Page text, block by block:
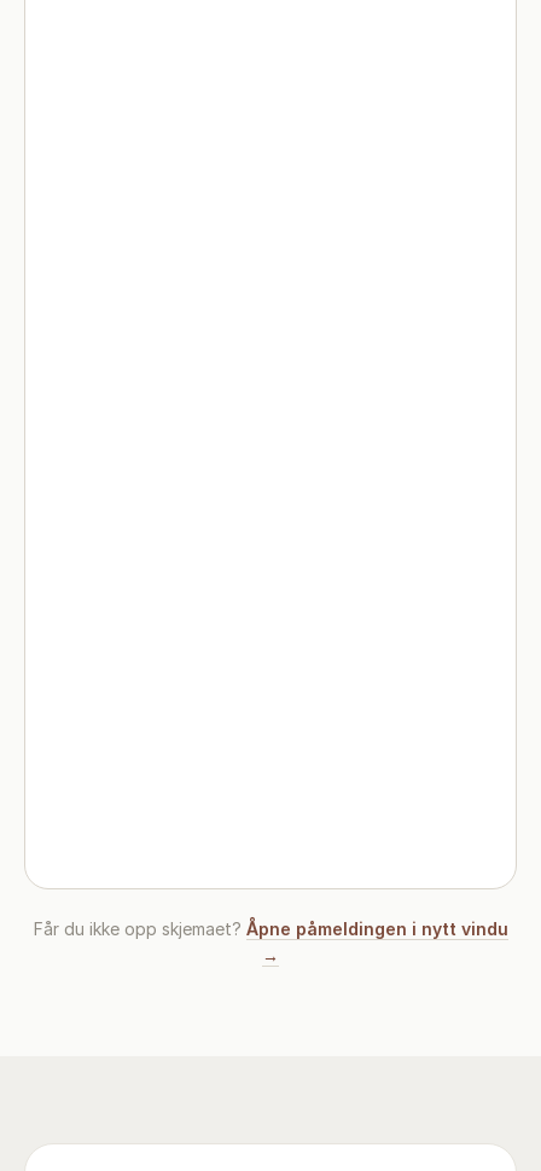
Får du ikke opp skjemaet? Åpne påmeldingen i nytt vindu
→